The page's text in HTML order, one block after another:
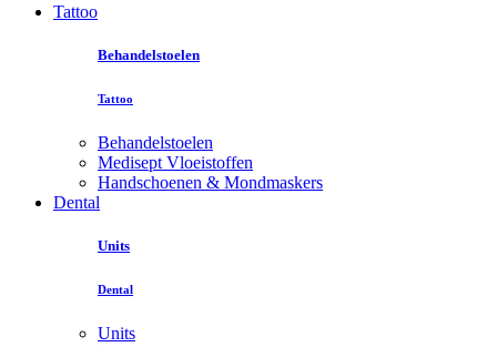
Tattoo
Behandelstoelen
Tattoo
Behandelstoelen
Medisept Vloeistoffen
Handschoenen & Mondmaskers
Dental
Units
Dental
Units